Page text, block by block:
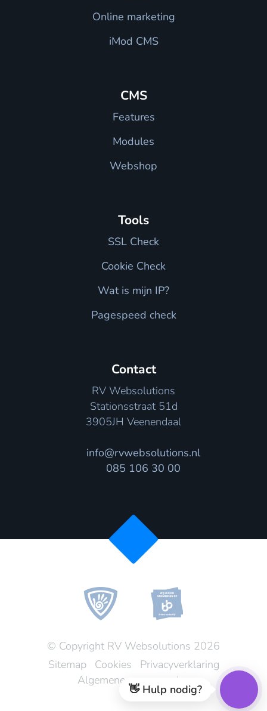
Online marketing
iMod CMS
CMS
Features
Modules
Webshop
Tools
SSL Check
Cookie Check
Wat is mijn IP?
Pagespeed check
Contact
RV Websolutions
Stationsstraat 51d
3905JH Veenendaal
info@rvwebsolutions.nl
085 106 30 00
© Copyright RV Websolutions 2026
Sitemap
Cookies
Privacyverklaring
Algemene voorwaarden
👋 Hulp nodig?